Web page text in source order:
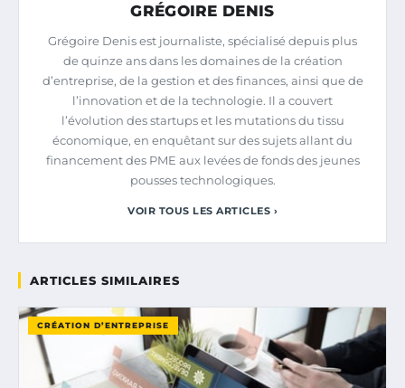
GRÉGOIRE DENIS
Grégoire Denis est journaliste, spécialisé depuis plus
de quinze ans dans les domaines de la création
d’entreprise, de la gestion et des finances, ainsi que de
l’innovation et de la technologie. Il a couvert
l’évolution des startups et les mutations du tissu
économique, en enquêtant sur des sujets allant du
financement des PME aux levées de fonds des jeunes
pousses technologiques.
VOIR TOUS LES ARTICLES ›
ARTICLES SIMILAIRES
CRÉATION D’ENTREPRISE